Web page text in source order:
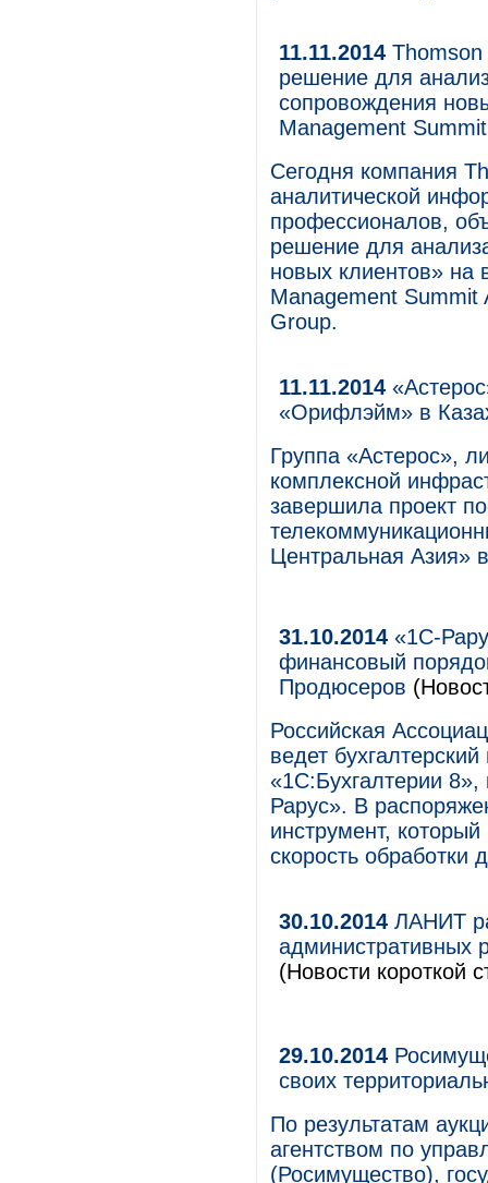
11.11.2014
решение для
сопровождения
Management
Сегодня компания
аналитической
профессионалов,
решение для
новых клиентов» на
Management Summit
Group.
11.11.2014
«Орифлэйм» в
Группа «Астерос»,
комплексной
завершила проект
Центральная Азия»
31.10.2014 «1С-
финансовый
Продюсеров
Российская
ведет
«1С:Бухгалтерии
Рарус». В
инструмент,
скорость обработки
30.10.2014 ЛАНИТ
административных
(Новости короткой
29.10.2014
своих
По результатам
агентством по
(Росимущество),